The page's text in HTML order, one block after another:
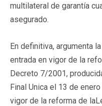
multilateral de garantía
asegurado.
En definitiva, argumenta
entrada en vigor de la
Decreto 7/2001,
Final Unica el 13 de
vigor de la reforma de